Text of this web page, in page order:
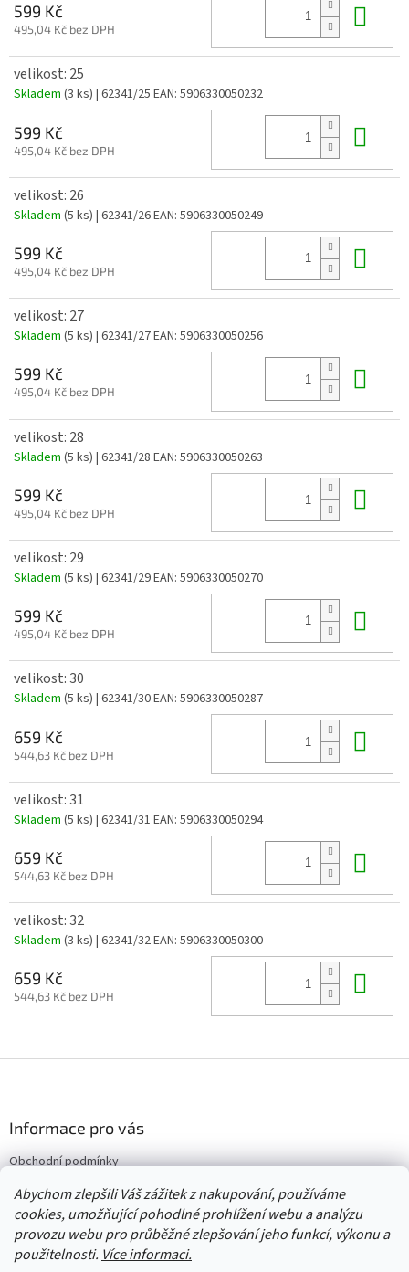
Abychom zlepšili Váš zážitek z nakupování, používáme
cookies, umožňující pohodlné prohlížení webu a analýzu
provozu webu pro průběžné zlepšování jeho funkcí, výkonu a
použitelnosti. Více informaci.
599 Kč
495,04 Kč bez DPH
velikost: 25
Skladem (3 ks) | 62341/25 EAN: 5906330050232
599 Kč
495,04 Kč bez DPH
velikost: 26
Skladem (5 ks) | 62341/26EAN: 5906330050249
599 Kč
495,04 Kč bez DPH
velikost: 27
Skladem (5 ks) | 62341/27EAN: 5906330050256
599 Kč
495,04 Kč bez DPH
velikost: 28
Skladem (5 ks) | 62341/28 EAN: 5906330050263
599 Kč
495,04 Kč bez DPH
velikost: 29
Skladem (5 ks) | 62341/29EAN: 5906330050270
599 Kč
495,04 Kč bez DPH
velikost: 30
Skladem (5 ks) | 62341/30EAN: 5906330050287
659 Kč
544,63 Kč bez DPH
velikost: 31
Skladem (5 ks) | 62341/31 EAN: 5906330050294
659 Kč
544,63 Kč bez DPH
velikost: 32
Skladem (3 ks) | 62341/32EAN: 5906330050300
659 Kč
544,63 Kč bez DPH
í
Informace pro vás
Obchodní podmínky
Vrácení/výměna/reklamace
Velkoobchod